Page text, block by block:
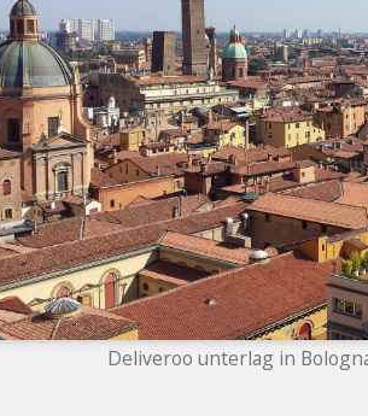
Deliveroo unterlag in